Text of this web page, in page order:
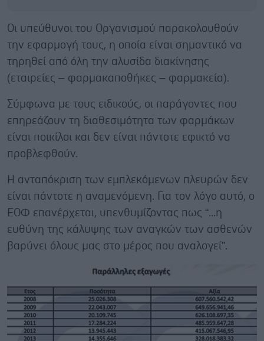
Οι υπεύθυνοι του Οργανισμού παρακολουθούν
την εφαρμογή τους, η οποία είναι σημαντικό να
τηρηθεί από όλη την αλυσίδα διακίνησης
(εταιρείες – φαρμακαποθήκες – φαρμακεία).
Σύμφωνα με τους ειδικούς, οι παράγοντες που
επηρεάζουν τη διαθεσιμότητα των φαρμάκων
είναι ποικίλοι και δεν είναι πάντοτε εφικτό να
προβλεφθούν.
Η ανταπόκριση των εμπλεκόμενων πλευρών δεν
είναι πάντοτε η αναμενόμενη. Για τον λόγο αυτό, ο
ΕΟΦ επανέρχεται, υπενθυμίζοντας πως “...η
ευθύνη της κάλυψης των αναγκών των ασθενών
βαρύνει όλους μας στο μέρος που αναλογεί”.